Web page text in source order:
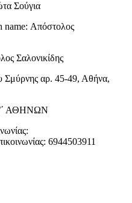
Σούγια
name: Απόστολος
Σαλονικίδης
αρ. 45-49, Αθήνα,
ΑΘΗΝΩΝ
6944503911